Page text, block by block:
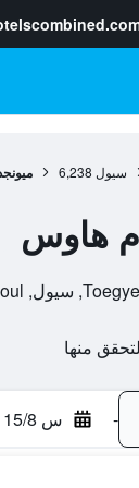
سيول 6,238
هاوس
- س 15/8